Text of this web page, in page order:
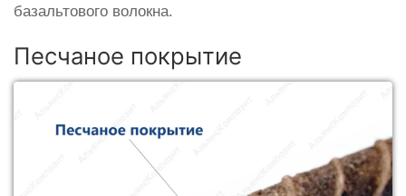
базальтового волокна.
Песчаное покрытие